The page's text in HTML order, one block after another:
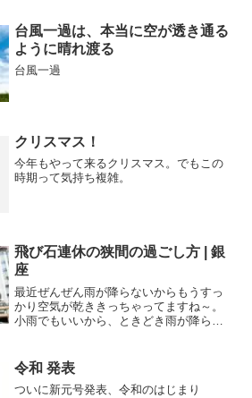
台風一過は、本当に空が透き通る
ように晴れ渡る
台風一過
クリスマス！
今年もやって来るクリスマス。でもこの
時期って気持ち複雑。
飛び石連休の狭間の過ごし方 | 銀
座
最近ぜんぜん雨が降らないからもうすっ
かり空気が乾ききっちゃってますね～。
小雨でもいいから、ときどき雨が降らな
ょっと違うような気がします。休みをと
った人が多いのか、い...
令和 発表
ついに新元号発表、令和のはじまり